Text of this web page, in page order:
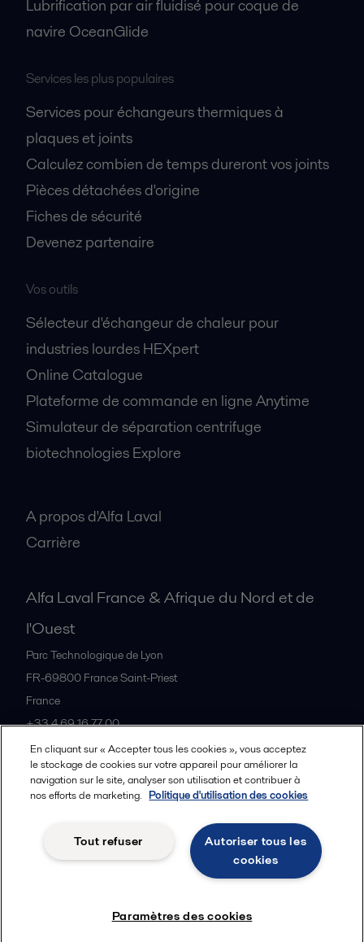
Lubrification par air fluidisé pour coque de
navire OceanGlide
Services les plus populaires
Services pour échangeurs thermiques à
plaques et joints
Calculez combien de temps dureront vos joints
Pièces détachées d'origine
Fiches de sécurité
Devenez partenaire
Vos outils
Sélecteur d'échangeur de chaleur pour
industries lourdes HEXpert
Online Catalogue
Plateforme de commande en ligne Anytime
Simulateur de séparation centrifuge
biotechnologies Explore
A propos d'Alfa Laval
Carrière
Alfa Laval France & Afrique du Nord et de
l'Ouest
Parc Technologique de Lyon
FR-69800 France Saint-Priest
France
+33 4 69 16 77 00
Tous les bureaux et partenaires
© 2015-2026, ALFA LAVAL
Cookies policy Legal terms and conditions
En cliquant sur « Accepter tous les cookies », vous acceptez
le stockage de cookies sur votre appareil pour améliorer la
navigation sur le site, analyser son utilisation et contribuer à
nos efforts de marketing. Politique d'utilisation des cookies
Autoriser tous les
cookies
Tout refuser
Paramètres des cookies